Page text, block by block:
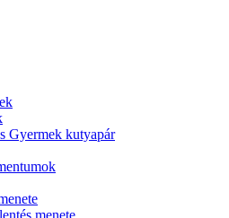
Gyermek kutyapár
menete